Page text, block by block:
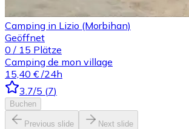
Camping in Lizio (Morbihan)
Geöffnet
0 / 15 Plätze
Camping de mon village
15,40 € /24h
3.7/5 (7)
Buchen
Previous slide Next slide